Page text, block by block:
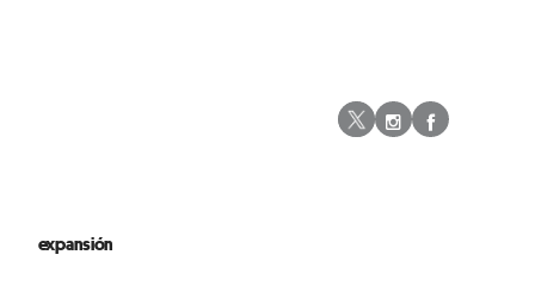
Instagram
expansión